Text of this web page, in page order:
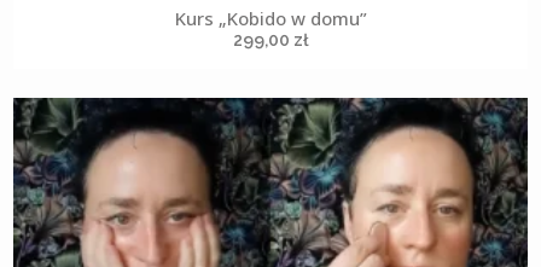
Kurs „Kobido w domu”
299,00 zł